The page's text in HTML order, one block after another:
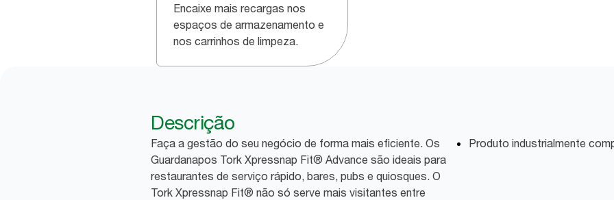
Encaixe mais recargas nos
espaços de armazenamento e
nos carrinhos de limpeza.
Descrição
Faça a gestão do seu negócio de forma mais eficiente. Os
Guardanapos Tork Xpressnap Fit® Advance são ideais para
restaurantes de serviço rápido, bares, pubs e quiosques. O
Tork Xpressnap Fit® não só serve mais visitantes entre
Produto industrialmente